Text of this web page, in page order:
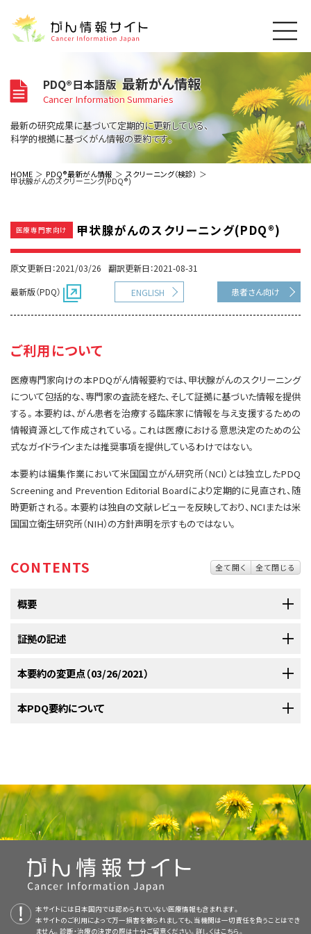
About Cancer Information Japan
プライバシーポリシー
お問い合わせ
寄附・協賛のお願い
沿革
関連リンク
がんの種類
Cancer Types
眼
呼吸器
泌尿器
婦人科
骨軟部
AIDs関連
内分泌
支持療法と緩和ケア
補完代替医療
最新がん情報
Summaries
治療（小児）
スクリーニング（検診）
統合、代替、補完療法
がん用語辞書
Dictionary
お知らせ一覧
PDQ®日本語版最新がん情報
Cancer Information Summaries
最新の研究成果に基づいて定期的に更新している、
科学的根拠に基づくがん情報の要約です。
HOME PDQ®最新がん情報 スクリーニング（検診）
甲状腺がんのスクリーニング(PDQ®)
医療専門家向け 甲状腺がんのスクリーニング(PDQ®)
原文更新日：2021/03/26
翻訳更新日：2021-08-31
最新版（PDQ）
ENGLISH 患者さん向け
ご利用について
医療専門家向けの本PDQがん情報要約では、甲状腺がんのスクリーニング
について包括的な、専門家の査読を経た、そして証拠に基づいた情報を提供
する。本要約は、がん患者を治療する臨床家に情報を与え支援するための
情報資源として作成されている。これは医療における意思決定のための公
式なガイドラインまたは推奨事項を提供しているわけではない。
本要約は編集作業において米国国立がん研究所（NCI）とは独立したPDQ
Screening and Prevention Editorial Boardにより定期的に見直され、随
時更新される。本要約は独自の文献レビューを反映しており、NCIまたは米
国国立衛生研究所（NIH）の方針声明を示すものではない。
CONTENTS 全て開く 全て閉じる
概要
注：甲状腺がんの治療（成人）
については、別のPDQ要約を参照できるように
固い証拠によると、甲状腺がんのスクリーニングは甲状腺がん死亡率の低
研究デザイン：地域相関研究ならびにスクリーニングの適
用後の甲状腺がんの発生率および死亡率における変化の解
析。
内部妥当性：良好。
証拠の記述
発生率および死亡率
2021年に、米国における甲状腺がんの新規症例は44,280人と推定され、こ
別で差がない（いずれも年間100,000人当たり0.5人）。[2]ほぼすべての症
例が、腫瘍が局所に限局しているか（67％）または所属リンパ節転移までに
とどまっている病期（27％）のいずれかで診断される。[2]10年相対生存率
は98%である。[2]
甲状腺がんは、米国で診断されるすべてのがんのうち3％未満を占め、すべ
てのがんによる死亡のうち0.5％未満を占める。
歳の人に最も高い頻度で診断されるが
、女性では20～34歳に最も高い
頻度で診断されるがんである。[5]米国において、2017年に推定される甲状
本要約の変更点（03/26/2021）
PDQがん情報要約は定期的に見直され、新情報が利用可能になり次第更
新規症例数および死亡数の推定値に関する統計
が2021年度用に更新され
た（引用、参考文献1としてAmerican Cancer Society）。
本要約はPDQ Screening and Prevention Editorial Boardが作成と内容
の更新を行っており、編集に関してはNCIから独立している。本要約は独自
の文献レビューを反映しており、NCIまたはNIHの方針声明を示すものでは
ない。PDQ要約の更新におけるPDQ編集委員会の役割および要約の方針
に関する詳しい情報については、本PDQ要約についておよび
Comprehensive Cancer Databaseを参照のこと。
本PDQ要約について
について包括的な、専門家の査読を経た、そして証拠に基づいた情報を提供
する。本要約は、がん患者を治療する臨床家に情報を与え支援するための
情報資源として作成されている。これは医療における意思決定のための公
査読者および更新情報
本要約は編集作業において米国国立がん研究所（NCI）とは独立した
Screening and Prevention Editorial Boardにより定期的に見直され、随
本サイトには日本国内では認められていない医療情報も含まれます。
本サイトのご利用によって万一損害を被られましても、当機関は一切責任を負うことはでき
ません。診断・治療の決定の際は十分ご留意ください。詳しくはこちら。